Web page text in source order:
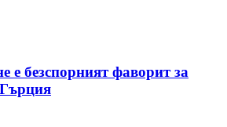
е безспорният фаворит за